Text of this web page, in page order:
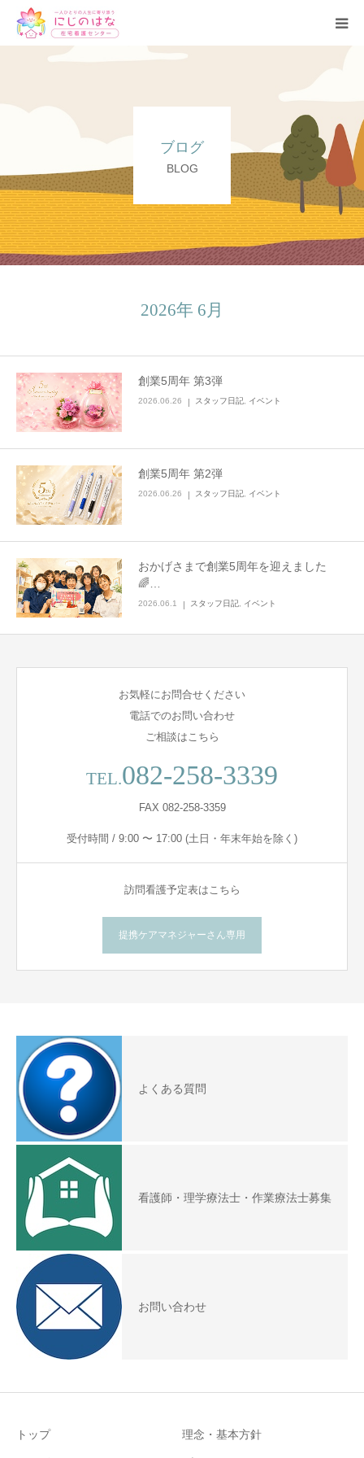
ブログ
BLOG
2026年 6月
創業5周年 第3弾
2026.06.26 スタッフ日記 イベント
創業5周年 第2弾
2026.06.26 スタッフ日記 イベント
おかげさまで創業5周年を迎えました
🌈…
2026.06.1 スタッフ日記, イベント
お気軽にお問合せください
電話でのお問い合わせ
ご相談はこちら
TEL.082-258-3339
FAX 082-258-3359
受付時間 / 9:00 〜 17:00 (土日・年末年始を除く)
訪問看護予定表はこちら
提携ケアマネジャーさん専用
よくある質問
看護師・理学療法士・作業療法士募集
お問い合わせ
トップ 理念・基本方針
サービス
ブログ